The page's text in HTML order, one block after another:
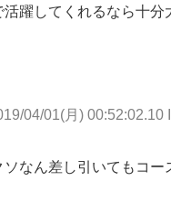
活躍してくれるなら十分
04/01(月) 00:52:02.10
ソなん差し引いてもコー